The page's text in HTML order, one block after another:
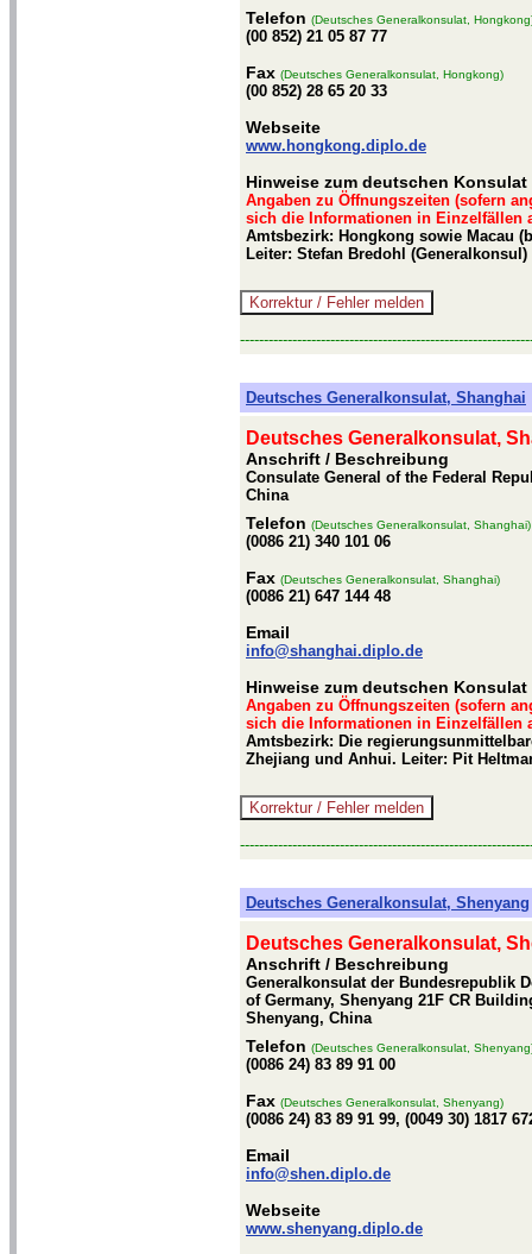
Telefon (Deutsches Generalkonsulat,
(00 852) 21 05 87 77
Fax (Deutsches Generalkonsulat, Hongkong)
(00 852) 28 65 20 33
Webseite
www.hongkong.diplo.de
Hinweise zum deutschen
Angaben zu Öffnungszeiten (sofern
sich die Informationen in Einzelfällen
Amtsbezirk: Hongkong sowie Macau
Leiter: Stefan Bredohl (Generalkonsul)
Deutsches Generalkonsulat, Shanghai
Deutsches Generalkonsulat,
Anschrift / Beschreibung
Consulate General of the Federal
China
Telefon (Deutsches Generalkonsulat, Shanghai)
(0086 21) 340 101 06
Fax (Deutsches Generalkonsulat, Shanghai)
(0086 21) 647 144 48
Email
info@shanghai.diplo.de
Hinweise zum deutschen
Angaben zu Öffnungszeiten (sofern
sich die Informationen in Einzelfällen
Amtsbezirk: Die
Zhejiang und Anhui. Leiter: Pit
Deutsches Generalkonsulat, Shenyang
Deutsches Generalkonsulat,
Anschrift / Beschreibung
Generalkonsulat der Bundesrepublik
of Germany, Shenyang 21F CR
Shenyang, China
Telefon (Deutsches Generalkonsulat,
(0086 24) 83 89 91 00
Fax (Deutsches Generalkonsulat, Shenyang)
(0086 24) 83 89 91 99, (0049 30) 1817
Email
info@shen.diplo.de
Webseite
www.shenyang.diplo.de